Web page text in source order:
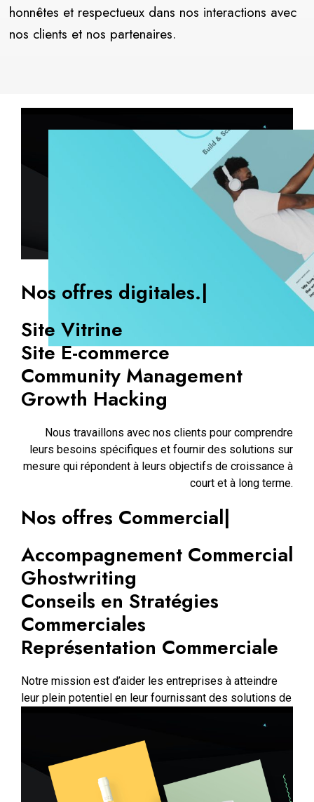
honnêtes et respectueux dans nos interactions avec
nos clients et nos partenaires.
Nos offres digitale|
Site Vitrine
Site E-commerce
Community Management
Growth Hacking
Nous travaillons avec nos clients pour comprendre
leurs besoins spécifiques et fournir des solutions sur
mesure qui répondent à leurs objectifs de croissance à
court et à long terme.
Nos offres Commerciales .
Accompagnement Commercial
Ghostwriting
Conseils en Stratégies
Commerciales
Représentation Commerciale
Notre mission est d’aider les entreprises à atteindre
leur plein potentiel en leur fournissant des solutions de